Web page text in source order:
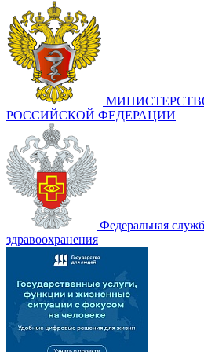
РОССИЙСКОЙ ФЕДЕРАЦИИ
Федеральная
здравоохранения